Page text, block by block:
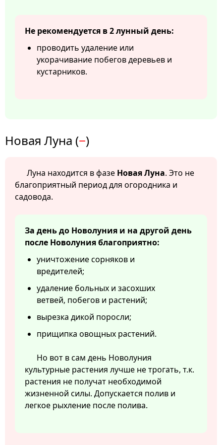
Не рекомендуется в 2 лунный день:
проводить удаление или
укорачивание побегов деревьев и
кустарников.
Новая Луна (−)
Луна находится в фазе Новая Луна. Это не
благоприятный период для огородника и
садовода.
За день до Новолуния и на другой день
после Новолуния благоприятно:
уничтожение сорняков и
вредителей;
удаление больных и засохших
ветвей, побегов и растений;
вырезка дикой поросли;
прищипка овощных растений.
Но вот в сам день Новолуния
культурные растения лучше не трогать, т.к.
растения не получат необходимой
жизненной силы. Допускается полив и
легкое рыхление после полива.